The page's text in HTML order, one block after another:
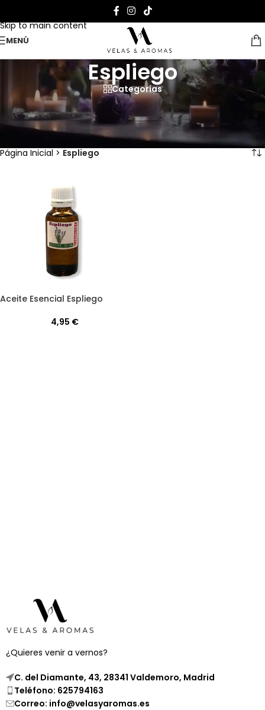
Skip to main content
MENÚ
Espliego
Categorías
Frescura Campestre en tu Espacio. Nuestra colección de
espliego trae la serenidad y frescura del campo a tu hogar, con
velas y aceites que refrescan y purifican el ambiente.
Página Inicial > Espliego
Aceite Esencial Espliego
4,95 €
¿Quieres venir a vernos?
C. del Diamante, 43, 28341 Valdemoro, Madrid
Teléfono: 625794163
Correo: info@velasyaromas.es